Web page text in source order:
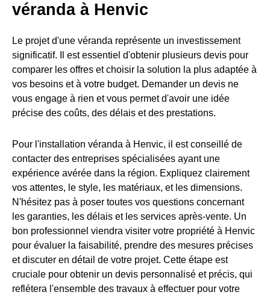
véranda à Henvic
Le projet d'une véranda représente un investissement
significatif. Il est essentiel d'obtenir plusieurs devis pour
comparer les offres et choisir la solution la plus adaptée à
vos besoins et à votre budget. Demander un devis ne
vous engage à rien et vous permet d'avoir une idée
précise des coûts, des délais et des prestations.
Pour l'installation véranda à Henvic, il est conseillé de
contacter des entreprises spécialisées ayant une
expérience avérée dans la région. Expliquez clairement
vos attentes, le style, les matériaux, et les dimensions.
N'hésitez pas à poser toutes vos questions concernant
les garanties, les délais et les services après-vente. Un
bon professionnel viendra visiter votre propriété à Henvic
pour évaluer la faisabilité, prendre des mesures précises
et discuter en détail de votre projet. Cette étape est
cruciale pour obtenir un devis personnalisé et précis, qui
reflétera l'ensemble des travaux à effectuer pour votre